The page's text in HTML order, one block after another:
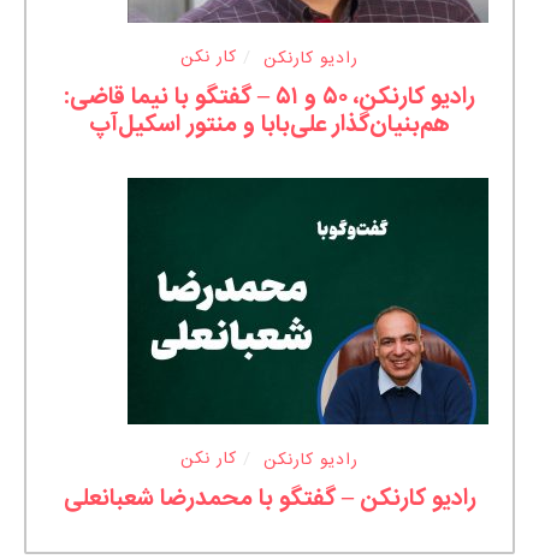
رادیو کارنکن کار نکن
رادیو کارنکن، ۵۰ و ۵۱ – گفتگو با نیما قاضی:
هم‌بنیان‌گذار علی‌بابا و منتور اسکیل‌آپ
رادیو کارنکن کار نکن
رادیو کارنکن – گفتگو با محمدرضا شعبانعلی